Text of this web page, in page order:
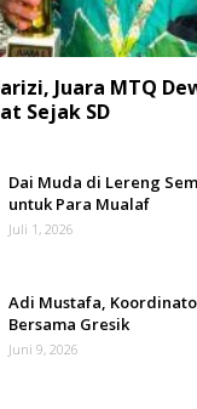
Juara MTQ
Sejak SD
Dai Muda di Lereng
untuk Para Mualaf
Juli 1, 2026
Adi Mustafa,
Bersama Gresik
Juni 9, 2026